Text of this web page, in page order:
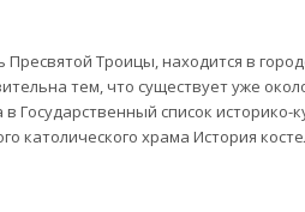
Троицы, находится в
тем, что существует уже
Государственный список историко-
католического храма История